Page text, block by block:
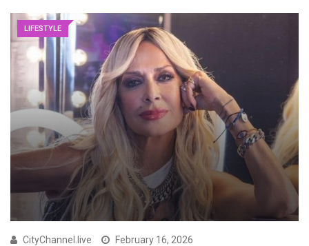
LIFESTYLE
CityChannel.live February 16, 2026